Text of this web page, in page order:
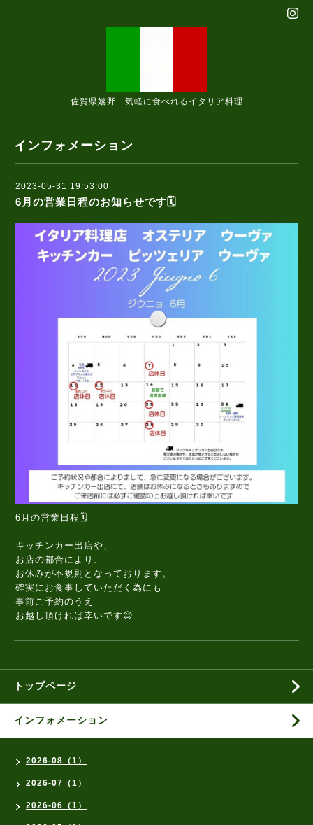
佐賀県嬉野 気軽に食べれるイタリア料理
インフォメーション
2023-05-31 19:53:00
6月の営業日程のお知らせです🗓️
6月の営業日程🗓️
キッチンカー出店や、
お店の都合により、
お休みが不規則となっております。
確実にお食事していただく為にも
事前ご予約のうえ
お越し頂ければ幸いです😊
トップページ
インフォメーション
2026-08（1）
2026-07（1）
2026-06（1）